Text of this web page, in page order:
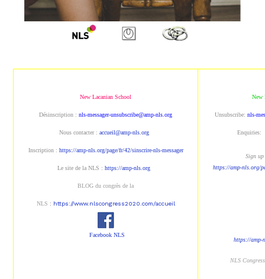
New Lacanian School
Désinscription :nls-messager-unsubscribe@amp-nls.org
Nous contacter : accueil@amp-nls.org
Inscription : https://amp-nls.org/page/fr/42/sinscrire-nls-messager
Le site de la NLS :https://amp-nls.org
BLOG du congrès de la
NLS : https://www.nlscongress2020.com/accueil
Facebook NLS
New
Unsubscribe:nls-
Enquiries:
Sign
https://amp-nls.org/
https://amp-
NLS